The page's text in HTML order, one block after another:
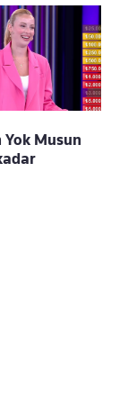
Yok Musun